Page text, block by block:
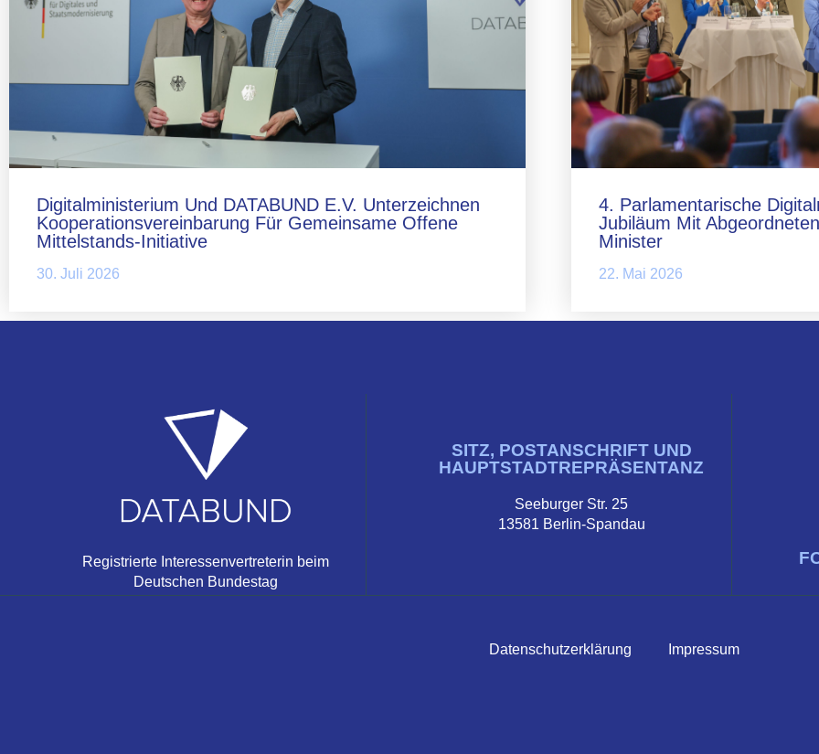
Digitalministerium Und DATABUND E.V. Unterzeichnen
Kooperationsvereinbarung Für Gemeinsame Offene
Mittelstands-Initiative
30. Juli 2026
4. Parlamentarische
Jubiläum Mit
Minister
22. Mai 2026
Registrierte Interessenvertreterin beim
Deutschen Bundestag
SITZ, POSTANSCHRIFT UND
HAUPTSTADTREPRÄSENTANZ
Seeburger Str. 25
13581 Berlin-Spandau
Datenschutzerklärung Impressum